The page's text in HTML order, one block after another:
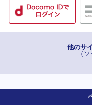
他のサ
（